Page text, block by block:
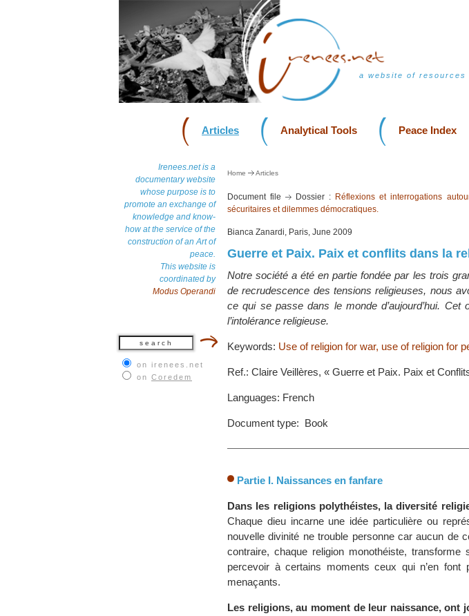
a website of resources
Articles Analytical Tools Peace Index
Irenees.net is a
documentary website
whose purpose is to
promote an exchange of
knowledge and know-
how at the service of the
construction of an Art of
peace.
This website is
coordinated by
Modus Operandi
on irenees.net
on Coredem
Home Articles
Document file Dossier : Réflexions et interrogations
sécuritaires et dilemmes démocratiques.
Bianca Zanardi, Paris, June 2009
Guerre et Paix. Paix et conflits dans la
Notre société a été en partie fondée par les trois
de recrudescence des tensions religieuses, nous
ce qui se passe dans le monde d’aujourd’hui.
l’intolérance religieuse.
Keywords: Use of religion for war, use of religion for
Ref.: Claire Veillères, « Guerre et Paix. Paix et
Languages: French
Document type: Book
Partie I. Naissances en fanfare
Dans les religions polythéistes, la diversité
Chaque dieu incarne une idée particulière ou
nouvelle divinité ne trouble personne car aucun de
contraire, chaque religion monothéiste,
percevoir à certains moments ceux qui n’en
menaçants.
Les religions, au moment de leur naissance, ont